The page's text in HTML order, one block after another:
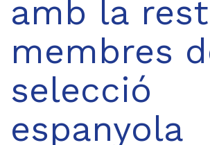
amb la
membres
selecció
espanyola